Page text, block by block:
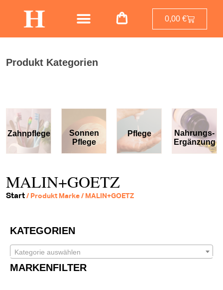
0,00€
Produkt Kategorien
Zahnpflege
Sonnen
Pflege
Pflege
Nahrungs-
Ergänzung
MALIN+GOETZ
Start/ Produkt Marke / MALIN+GOETZ
KATEGORIEN
Kategorie auswählen
MARKENFILTER